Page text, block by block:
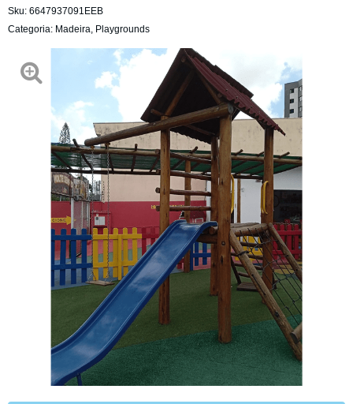
Sku: 6647937091EEB
Categoria: Madeira, Playgrounds